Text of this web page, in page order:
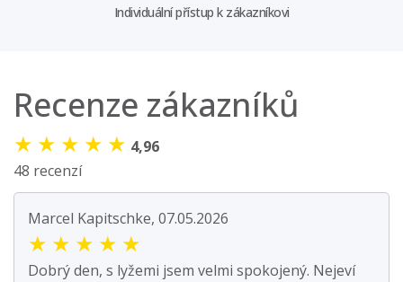
Individuální přístup k zákazníkovi
Recenze zákazníků
★ ★ ★ ★ ★ 4,96
48 recenzí
Marcel Kapitschke, 07.05.2026
★ ★ ★ ★ ★
Dobrý den, s lyžemi jsem velmi spokojený. Nejeví